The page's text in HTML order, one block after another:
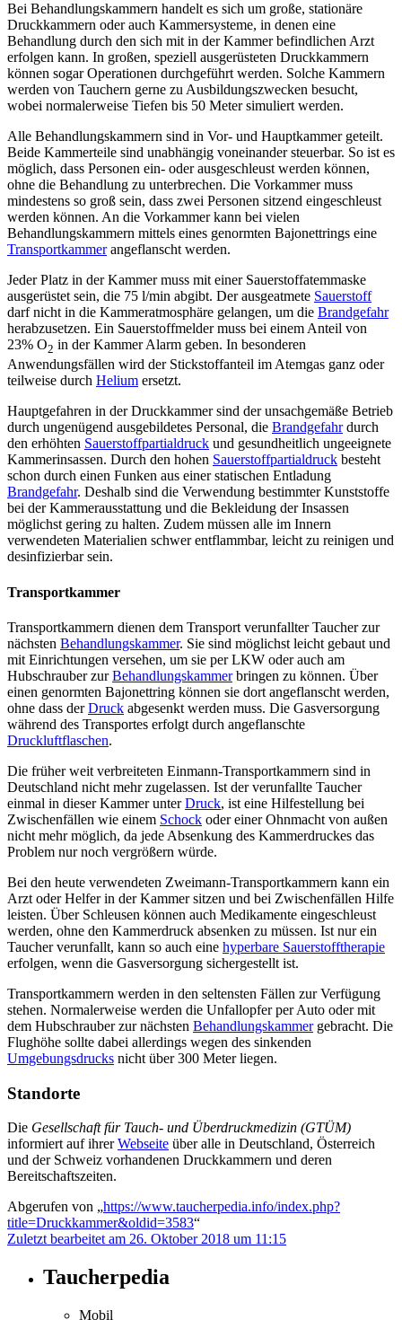
Bei Behandlungskammern handelt es sich um große, stationäre
Druckkammern oder auch Kammersysteme, in denen eine
Behandlung durch den sich mit in der Kammer befindlichen Arzt
erfolgen kann. In großen, speziell ausgerüsteten Druckkammern
können sogar Operationen durchgeführt werden. Solche Kammern
werden von Tauchern gerne zu Ausbildungszwecken besucht,
wobei normalerweise Tiefen bis 50 Meter simuliert werden.
Alle Behandlungskammern sind in Vor- und Hauptkammer geteilt.
Beide Kammerteile sind unabhängig voneinander steuerbar. So ist es
möglich, dass Personen ein- oder ausgeschleust werden können,
ohne die Behandlung zu unterbrechen. Die Vorkammer muss
mindestens so groß sein, dass zwei Personen sitzend eingeschleust
werden können. An die Vorkammer kann bei vielen
Behandlungskammern mittels eines genormten Bajonettrings eine
Transportkammerangeflanscht werden.
Jeder Platz in der Kammer muss mit einer Sauerstoffatemmaske
ausgerüstet sein, die 75 l/min abgibt. Der ausgeatmete Sauerstoff
darf nicht in die Kammeratmosphäre gelangen, um die Brandgefahr
herabzusetzen. Ein Sauerstoffmelder muss bei einem Anteil von
23% O2 in der Kammer Alarm geben. In besonderen
Anwendungsfällen wird der Stickstoffanteil im Atemgas ganz oder
teilweise durch Helium ersetzt.
Hauptgefahren in der Druckkammer sind der unsachgemäße Betrieb
durch ungenügend ausgebildetes Personal, die Brandgefahrdurch
den erhöhten Sauerstoffpartialdruck und gesundheitlich ungeeignete
Kammerinsassen. Durch den hohen Sauerstoffpartialdruck besteht
schon durch einen Funken aus einer statischen Entladung
Brandgefahr. Deshalb sind die Verwendung bestimmter Kunststoffe
bei der Kammerausstattung und die Bekleidung der Insassen
möglichst gering zu halten. Zudem müssen alle im Innern
verwendeten Materialien schwer entflammbar, leicht zu reinigen und
desinfizierbar sein.
Transportkammer
Transportkammern dienen dem Transport verunfallter Taucher zur
nächsten Behandlungskammer. Sie sind möglichst leicht gebaut und
mit Einrichtungen versehen, um sie per LKW oder auch am
Hubschrauber zurBehandlungskammerbringen zu können. Über
einen genormten Bajonettring können sie dort angeflanscht werden,
ohne dass derDruck abgesenkt werden muss. Die Gasversorgung
während des Transportes erfolgt durch angeflanschte
Druckluftflaschen.
Die früher weit verbreiteten Einmann-Transportkammern sind in
Deutschland nicht mehr zugelassen. Ist der verunfallte Taucher
einmal in dieser Kammer unterDruck, ist eine Hilfestellung bei
Zwischenfällen wie einem Schock oder einer Ohnmacht von außen
nicht mehr möglich, da jede Absenkung des Kammerdruckes das
Problem nur noch vergrößern würde.
Bei den heute verwendeten Zweimann-Transportkammern kann ein
Arzt oder Helfer in der Kammer sitzen und bei Zwischenfällen Hilfe
leisten. Über Schleusen können auch Medikamente eingeschleust
werden, ohne den Kammerdruck absenken zu müssen. Ist nur ein
Taucher verunfallt, kann so auch eine hyperbare Sauerstofftherapie
erfolgen, wenn die Gasversorgung sichergestellt ist.
Transportkammern werden in den seltensten Fällen zur Verfügung
stehen. Normalerweise werden die Unfallopfer per Auto oder mit
dem Hubschrauber zur nächsten Behandlungskammergebracht. Die
Flughöhe sollte dabei allerdings wegen des sinkenden
Umgebungsdrucks nicht über 300 Meter liegen.
Standorte
Die Gesellschaft für Tauch- und Überdruckmedizin (GTÜM)
informiert auf ihrerWebseite über alle in Deutschland, Österreich
und der Schweiz vorhandenen Druckkammern und deren
Bereitschaftszeiten.
Abgerufen von „https://www.taucherpedia.info/index.php?
title=Druckkammer&oldid=3583“
Zuletzt bearbeitet am 26. Oktober 2018 um 11:15
Taucherpedia
Mobil